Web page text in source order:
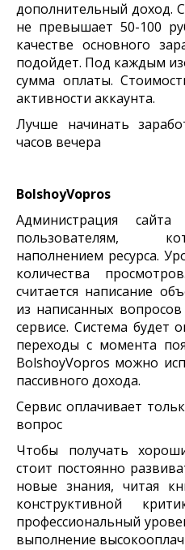
дополнительный доход.
не превышает 50-100
качестве основного
подойдет. Под каждым
сумма оплаты.
активности аккаунта.
Лучше начинать
часов вечера
BolshoyVopros
Администрация сайта
пользователям,
наполнением ресурса.
количества
считается написание
из написанных
сервисе. Система будет
переходы с момента
BolshoyVopros можно
пассивного дохода.
Сервис оплачивает
вопрос
Чтобы получать
стоит постоянно
новые знания, читая
конструктивной
профессиональный
выполнение